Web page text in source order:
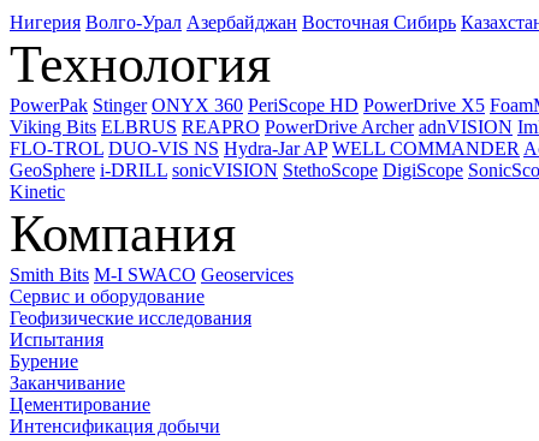
Нигерия Волго-Урал Азербайджан Восточная Сибирь
Технология
PowerPak Stinger ONYX 360 PeriScope HD PowerDrive X5
Viking Bits ELBRUS REAPRO PowerDrive Archer adnVISION
FLO-TROL DUO-VIS NS Hydra-Jar AP WELL COMMANDER
GeoSphere i-DRILL sonicVISION StethoScope DigiScope
Kinetic
Компания
Smith Bits M-I SWACO Geoservices
Сервис и оборудование
Геофизические исследования
Испытания
Бурение
Заканчивание
Цементирование
Интенсификация добычи